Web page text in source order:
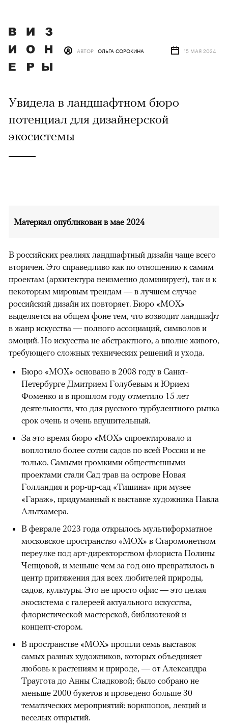
АВТОР ОЛЬГА СОРОКИНА 15 МАЯ 2024
Увидела в ландшафтном бюро
потенциал для дизайнерской
экосистемы
Материал опубликован в мае 2024
В российских реалиях ландшафтный дизайн чаще всего
вторичен. Это справедливо как по отношению к самим
проектам (архитектура неизменно доминирует), так и к
некоторым мировым трендам — в лучшем случае
российский дизайн их повторяет. Бюро «МОХ»
выделяется на общем фоне тем, что возводит ландшафт
в жанр искусства — полного ассоциаций, символов и
эмоций. Но искусства не абстрактного, а вполне живого,
требующего сложных технических решений и ухода.
Бюро «МОХ» основано в 2008 году в Санкт-
Петербурге Дмитрием Голубевым и Юрием
Фоменко и в прошлом году отметило 15 лет
деятельности, что для русского турбулентного рынка
срок очень и очень внушительный.
За это время бюро «МОХ» спроектировало и
воплотило более сотни садов по всей России и не
только. Самыми громкими общественными
проектами стали Сад трав на острове Новая
Голландия и pop-up-сад «Тишина» при музее
«Гараж», придуманный к выставке художника Павла
Альтхамера.
В феврале 2023 года открылось мультиформатное
московское пространство «МОХ» в Старомонетном
переулке под арт-директорством флориста Полины
Ченцовой, и меньше чем за год оно превратилось в
центр притяжения для всех любителей природы,
садов, культуры. Это не просто офис — это целая
экосистема с галереей актуального искусства,
флористической мастерской, библиотекой и
концепт-стором.
В пространстве «МОХ» прошли семь выставок
самых разных художников, которых объединяет
любовь к растениям и природе, — от Александра
Траугота до Анны Сладковой; было собрано не
меньше 2000 букетов и проведено больше 30
тематических мероприятий: воркшопов, лекций и
веселых открытий.